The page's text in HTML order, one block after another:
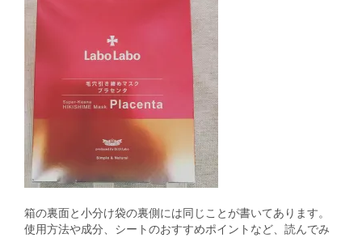
箱の裏面と小分け袋の裏側には同じことが書いてあります。
使用方法や成分、シートのおすすめポイントなど、読んでみ